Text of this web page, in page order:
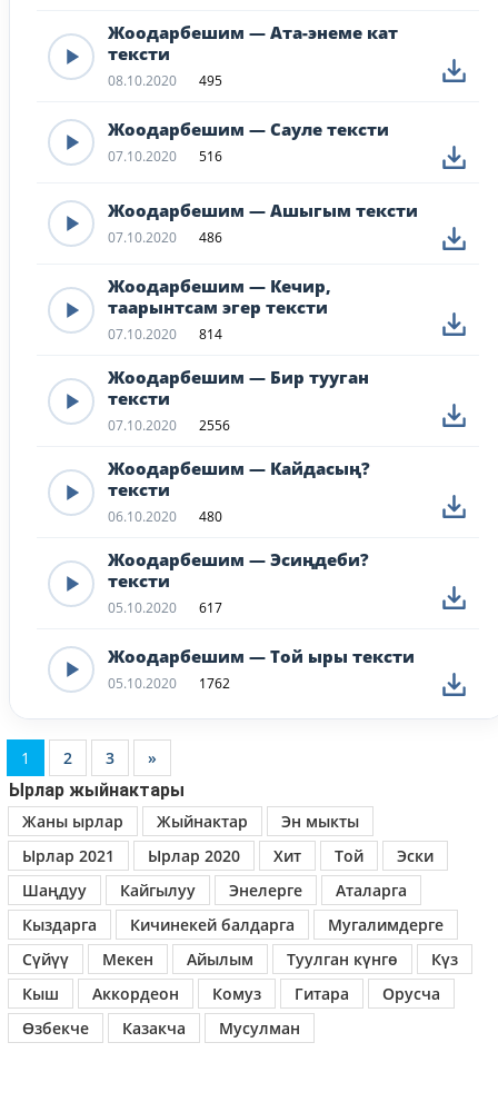
Жоодарбешим — Ата-энеме кат
тексти
08.10.2020 495
Жоодарбешим — Сауле тексти
07.10.2020 516
Жоодарбешим — Ашыгым тексти
07.10.2020 486
Жоодарбешим — Кечир,
таарынтсам эгер тексти
07.10.2020 814
Жоодарбешим — Бир тууган
тексти
07.10.2020 2556
Жоодарбешим — Кайдасың?
тексти
06.10.2020 480
Жоодарбешим — Эсиңдеби?
тексти
05.10.2020 617
Жоодарбешим — Той ыры тексти
05.10.2020 1762
1 2 3
»
Ырлар жыйнактары
Жаны ырлар
Жыйнактар
Эн мыкты
Ырлар 2021
Ырлар 2020 Хит Той
Эски
Шаңдуу
Кайгылуу Энелерге
Аталарга
Кыздарга
Кичинекей балдарга
Мугалимдерге
Сүйүү
Мекен Айылым Туулган күнгө
Күз
Кыш
Аккордеон Комуз Гитара
Орусча
Өзбекче
Казакча Мусулман